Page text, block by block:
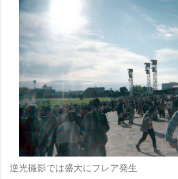
逆光撮影では盛大にフレア発生